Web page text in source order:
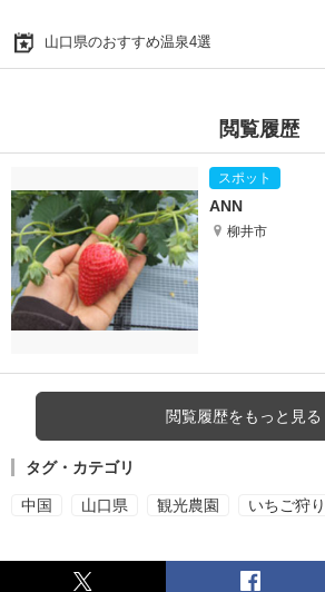
山口県のおすすめ温泉4選
閲覧履歴
ANN
柳井市
閲覧履歴をもっと見る
タグ・カテゴリ
中国 山口県 観光農園 いちご狩り